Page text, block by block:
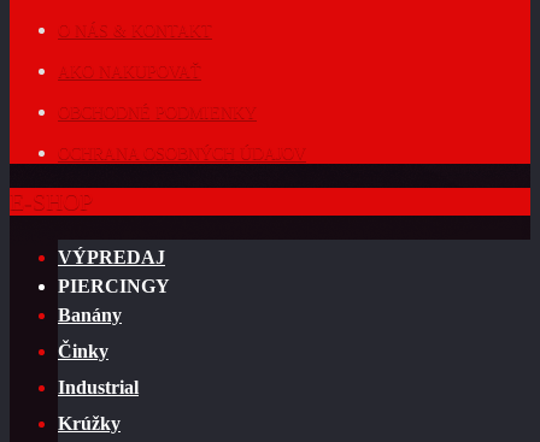
O NÁS & KONTAKT
AKO NAKUPOVAŤ
OBCHODNÉ PODMIENKY
OCHRANA OSOBNÝCH ÚDAJOV
E-SHOP
VÝPREDAJ
PIERCINGY
Banány
Činky
Industrial
Krúžky